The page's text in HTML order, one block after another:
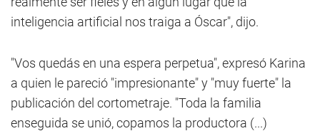
inteligencia artificial nos traiga a Óscar", dijo.
"Vos quedás en una espera perpetua", expresó Karina
a quien le pareció "impresionante" y "muy fuerte" la
publicación del cortometraje. "Toda la familia
enseguida se unió, copamos la productora (...)